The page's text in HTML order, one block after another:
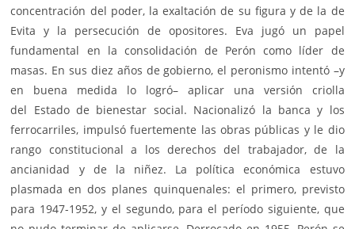
concentración del poder, la exaltación de su figura y de la de
Evita y la persecución de opositores. Eva jugó un papel
fundamental en la consolidación de Perón como líder de
masas. En sus diez años de gobierno, el peronismo intentó –y
en buena medida lo logró– aplicar una versión criolla
del Estado de bienestar social. Nacionalizó la banca y los
ferrocarriles, impulsó fuertemente las obras públicas y le dio
rango constitucional a los derechos del trabajador, de la
ancianidad y de la niñez. La política económica estuvo
plasmada en dos planes quinquenales: el primero, previsto
para 1947-1952, y el segundo, para el período siguiente, que